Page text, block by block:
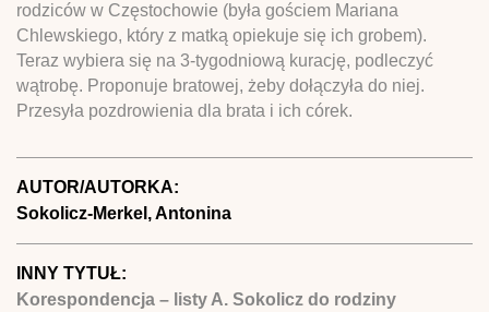
rodziców w Częstochowie (była gościem Mariana
Chlewskiego, który z matką opiekuje się ich grobem).
Teraz wybiera się na 3-tygodniową kurację, podleczyć
wątrobę. Proponuje bratowej, żeby dołączyła do niej.
Przesyła pozdrowienia dla brata i ich córek.
AUTOR/AUTORKA:
Sokolicz-Merkel, Antonina
INNY TYTUŁ:
Korespondencja – listy A. Sokolicz do rodziny